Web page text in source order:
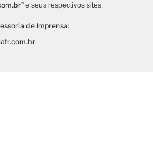
” e seus respectivos sites.
de Imprensa: